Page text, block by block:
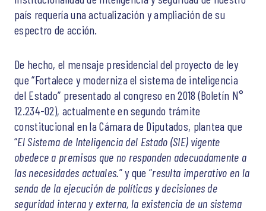
país requería una actualización y ampliación de su
espectro de acción.
De hecho, el mensaje presidencial del proyecto de ley
que “Fortalece y moderniza el sistema de inteligencia
del Estado” presentado al congreso en 2018 (Boletín N°
12.234-02), actualmente en segundo trámite
constitucional en la Cámara de Diputados, plantea que
“El Sistema de Inteligencia del Estado (SIE) vigente
obedece a premisas que no responden adecuadamente a
las necesidades actuales.” y que “resulta imperativo en la
senda de la ejecución de políticas y decisiones de
seguridad interna y externa, la existencia de un sistema